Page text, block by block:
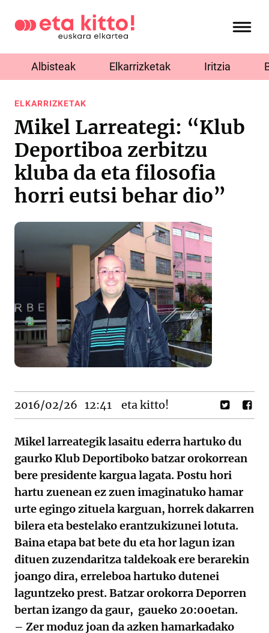
Albisteak Elkarrizketak Iritzia
ELKARRIZKETAK
Mikel Larreategi: “Klub
Deportiboa zerbitzu
kluba da eta filosofia
horri eutsi behar dio”
2016/02/26 12:41 eta kitto!
Mikel larreategik lasaitu ederra hartuko du
gaurko Klub Deportiboko batzar orokorrean
bere presidente kargua lagata. Postu hori
hartu zuenean ez zuen imaginatuko hamar
urte egingo zituela karguan, horrek dakarren
bilera eta bestelako erantzukizunei lotuta.
Baina etapa bat bete du eta hor lagun izan
dituen zuzendaritza taldekoak ere berarekin
joango dira, erreleboa hartuko dutenei
laguntzeko prest. Batzar orokorra Deporren
bertan izango da gaur, gaueko 20:00etan.
– Zer moduz joan da azken hamarkadako